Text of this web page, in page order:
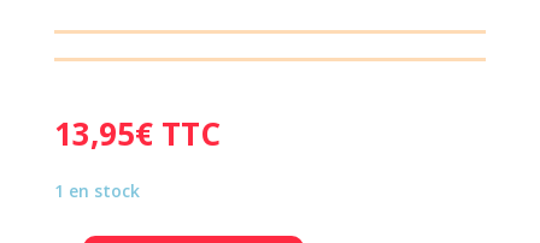
13,95€ TTC
1 en stock